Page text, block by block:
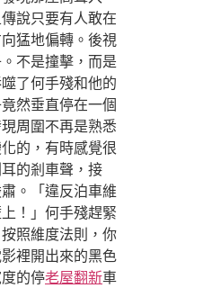
說只要有人敢在
猛地偏轉。後視
不是撞擊，而是
了何手殘和他的
然垂直停在一個
周圍不再是熟悉
的，有時感覺很
的剎車聲，接
。「違反泊車維
！」何手殘趕緊
照維度法則，你
裡開出來的黑色
的停老屋翻新車